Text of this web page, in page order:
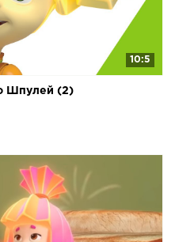
10:5
Шпулей (2)